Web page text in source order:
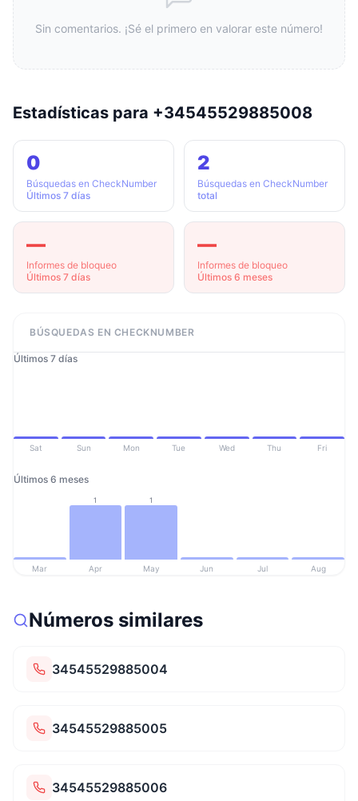
Sin comentarios. ¡Sé el primero en valorar este número!
Estadísticas para +34545529885008
0
Búsquedas en CheckNumber
Últimos 7 días
2
Búsquedas en CheckNumber
total
—
Informes de bloqueo
Últimos 7 días
—
Informes de bloqueo
Últimos 6 meses
BÚSQUEDAS EN CHECKNUMBER
Últimos 7 días
Sat Sun Mon Tue Wed Thu Fri
Últimos 6 meses
1 1
Mar Apr May Jun Jul Aug
Números similares
34545529885004
34545529885005
34545529885006